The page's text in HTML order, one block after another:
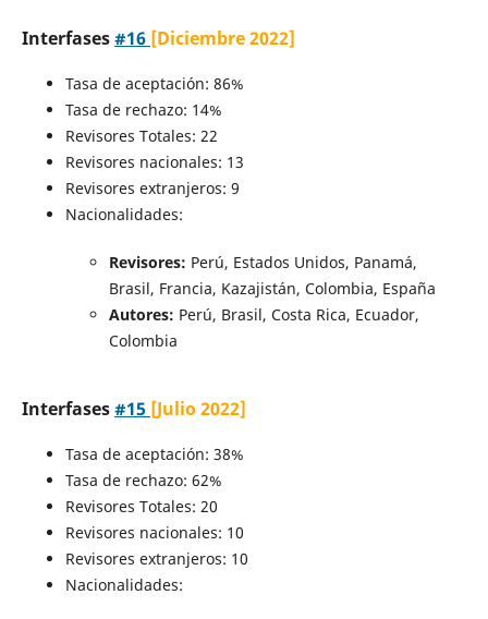
Interfases#16 [Diciembre 2022]
Tasa de aceptación: 86%
Tasa de rechazo: 14%
Revisores Totales: 22
Revisores nacionales: 13
Revisores extranjeros: 9
Nacionalidades:
Revisores: Perú, Estados Unidos, Panamá,
Brasil, Francia, Kazajistán, Colombia, España
Autores: Perú, Brasil, Costa Rica, Ecuador,
Colombia
Interfases#15 [Julio 2022]
Tasa de aceptación: 38%
Tasa de rechazo: 62%
Revisores Totales: 20
Revisores nacionales: 10
Revisores extranjeros: 10
Nacionalidades: